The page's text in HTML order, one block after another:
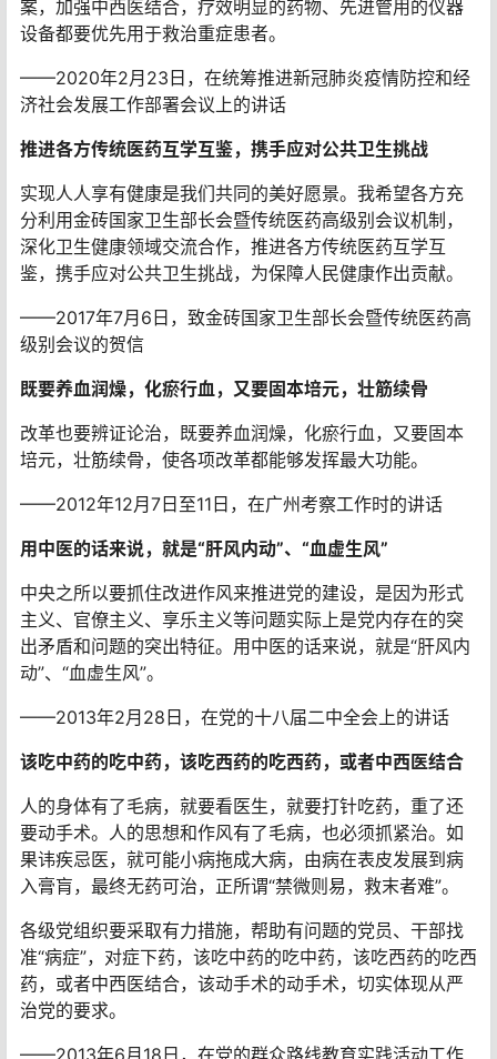
案，加强中西医结合，疗效明显的药物、先进管用的仪器
设备都要优先用于救治重症患者。
——2020年2月23日，在统筹推进新冠肺炎疫情防控和经
济社会发展工作部署会议上的讲话
推进各方传统医药互学互鉴，携手应对公共卫生挑战
实现人人享有健康是我们共同的美好愿景。我希望各方充
分利用金砖国家卫生部长会暨传统医药高级别会议机制，
深化卫生健康领域交流合作，推进各方传统医药互学互
鉴，携手应对公共卫生挑战，为保障人民健康作出贡献。
——2017年7月6日，致金砖国家卫生部长会暨传统医药高
级别会议的贺信
既要养血润燥，化瘀行血，又要固本培元，壮筋续骨
改革也要辨证论治，既要养血润燥，化瘀行血，又要固本
培元，壮筋续骨，使各项改革都能够发挥最大功能。
——2012年12月7日至11日，在广州考察工作时的讲话
用中医的话来说，就是“肝风内动”、“血虚生风”
中央之所以要抓住改进作风来推进党的建设，是因为形式
主义、官僚主义、享乐主义等问题实际上是党内存在的突
出矛盾和问题的突出特征。用中医的话来说，就是“肝风内
动”、“血虚生风”。
——2013年2月28日，在党的十八届二中全会上的讲话
该吃中药的吃中药，该吃西药的吃西药，或者中西医结合
人的身体有了毛病，就要看医生，就要打针吃药，重了还
要动手术。人的思想和作风有了毛病，也必须抓紧治。如
果讳疾忌医，就可能小病拖成大病，由病在表皮发展到病
入膏肓，最终无药可治，正所谓“禁微则易，救末者难”。
各级党组织要采取有力措施，帮助有问题的党员、干部找
准“病症”，对症下药，该吃中药的吃中药，该吃西药的吃西
药，或者中西医结合，该动手术的动手术，切实体现从严
治党的要求。
——2013年6月18日，在党的群众路线教育实践活动工作